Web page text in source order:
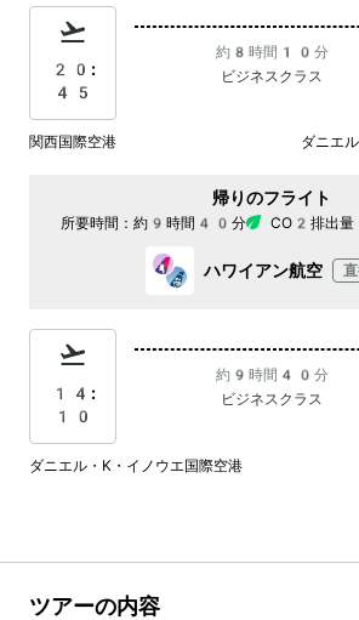
20:
45
約8時間10分
ビジネスクラス
関西国際空港 ダニエ
帰りのフライト
所要時間： 約9時間40分 CO2排出量
ハワイアン航空
14:
10
約9時間40分
ビジネスクラス
ダニエル・K・イノウエ国際空港
ツアーの内容